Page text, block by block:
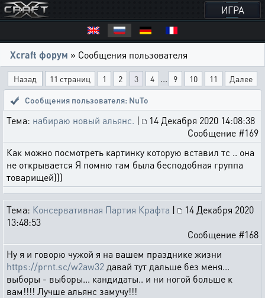
ИГРА
Xcraft форум » Сообщения пользователя
Назад 11 страниц 1 2 3 4 ... 9 10 11
Далее
Сообщения пользователя: NuTo
Тема: набираю новый альянс. |
14 Декабря 2020 14:08:38
Сообщение #169
Как можно посмотреть картинку которую вставил тс .. она
не открывается Я помню там была бесподобная группа
товарищей)))
Тема: Консервативная Партия Крафта |
14 Декабря 2020
13:48:53
Сообщение #168
Ну я и говорю чужой я на вашем празднике жизни
https://prnt.sc/w2aw32 давай тут дальше без меня...
выборы - выборы... кандидаты.. и ни ногой больше к
вам!!!! Лучше альянс замучу!!!